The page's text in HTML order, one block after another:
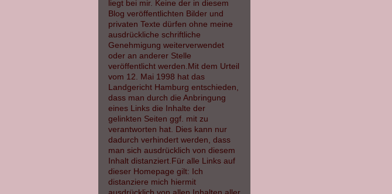
liegt bei mir. Keine der in diesem
Blog veröffentlichten Bilder und
privaten Texte dürfen ohne meine
ausdrückliche schriftliche
Genehmigung weiterverwendet
oder an anderer Stelle
veröffentlicht werden.Mit dem Urteil
vom 12. Mai 1998 hat das
Landgericht Hamburg entschieden,
dass man durch die Anbringung
eines Links die Inhalte der
gelinkten Seiten ggf. mit zu
verantworten hat. Dies kann nur
dadurch verhindert werden, dass
man sich ausdrücklich von diesem
Inhalt distanziert.Für alle Links auf
dieser Homepage gilt: Ich
distanziere mich hiermit